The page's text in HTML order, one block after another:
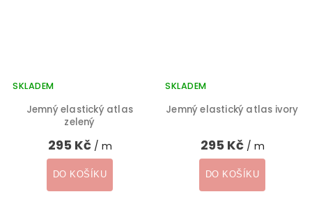
Jemný elastický atlas
zelený
SKLADEM
295 Kč / m
DO KOŠÍKU
Jemný elastický atlas ivory
SKLADEM
295 Kč / m
DO KOŠÍKU